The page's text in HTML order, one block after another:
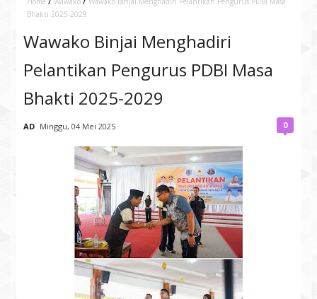
Bhakti 2025-2029
Wawako Binjai Menghadiri
Pelantikan Pengurus PDBI Masa
Bhakti 2025-2029
AD Minggu, 04 Mei 2025 0